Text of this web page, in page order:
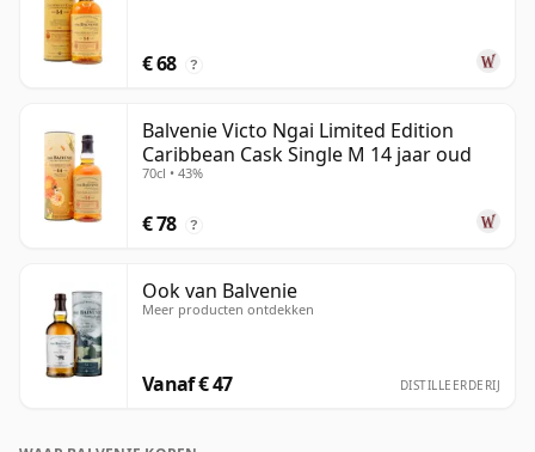
€ 68 ?
Balvenie Victo Ngai Limited Edition
Caribbean Cask Single M 14 jaar oud
70cl • 43%
€ 78 ?
Ook van Balvenie
Meer producten ontdekken
Vanaf € 47 DISTILLEERDERIJ